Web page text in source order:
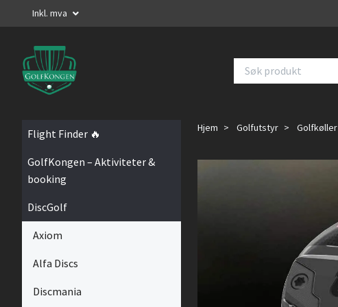
Inkl. mva
Flight Finder 🔥
GolfKongen – Aktiviteter &
booking
DiscGolf
Axiom
Alfa Discs
Discmania
Hjem Golfutstyr Golfkøller